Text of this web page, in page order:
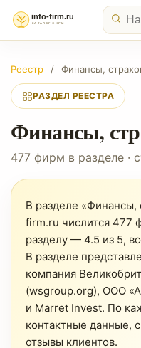
Реестр / Финансы,
РАЗДЕЛ РЕЕСТРА
Финансы,
477 фирм в разделе ·
В разделе «Финансы,
firm.ru числится 477
разделу — 4.5 из 5,
В разделе
компания
(wsgroup.org), ООО
и Marret Invest. По
контактные данные,
отзывы клиентов.